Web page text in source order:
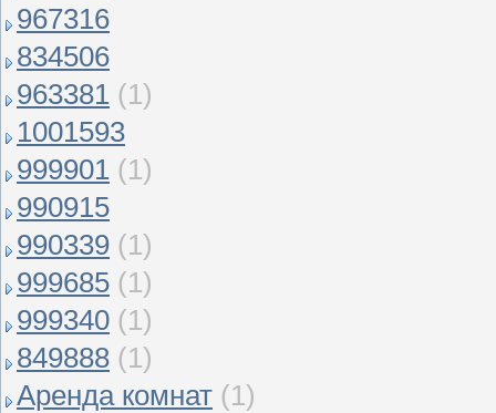
967316
834506
963381 (1)
1001593
999901 (1)
990915
990339 (1)
999685 (1)
999340 (1)
849888 (1)
Аренда комнат (1)